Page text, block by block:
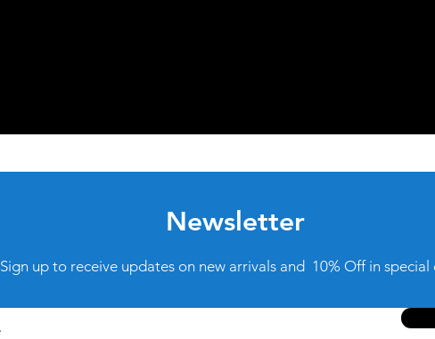
Newsletter
Sign up to receive updates on new arrivals and 10% Off in special